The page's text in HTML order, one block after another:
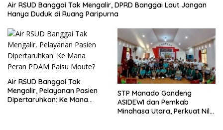
Air RSUD Banggai Tak Mengalir, DPRD Banggai Laut Jangan
Hanya Duduk di Ruang Paripurna
Air RSUD Banggai Tak
Mengalir, Pelayanan Pasien
Dipertaruhkan: Ke Mana
‎STP Manado Gandeng
ASIDEWI dan Pemkab
Minahasa Utara, Perkuat Nilai